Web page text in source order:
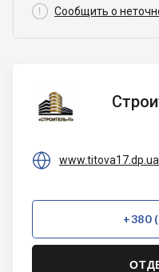
 Сообщить о
Строитель-
П
 www.titova17.dp.ua
+380